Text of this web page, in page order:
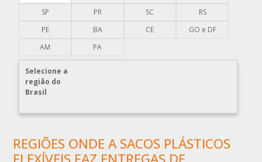
COMPRAR ENVELOPE PLÁSTICO CORREIOS
COMPRAR ENVELOPE PLÁSTICO DE CORREIO
COMPRAR ENVELOPE PLÁSTICO DE SEGURANÇA
COMPRAR PLÁSTICO BOLHA
COMPRAR SACO PLÁSTICO ZIP LOCK
COMPRAR SACOLAS PLÁSTICAS
COMPRAR SACOLAS PLÁSTICAS DIRETO DA FABRICA
COMPRAR SACOS PLÁSTICOS
SP
PR SC
RS
PE
BA CE
GO e DF
AM
PA
Selecione a
região do
Brasil
REGIÕES ONDE A SACOS PLÁSTICOS